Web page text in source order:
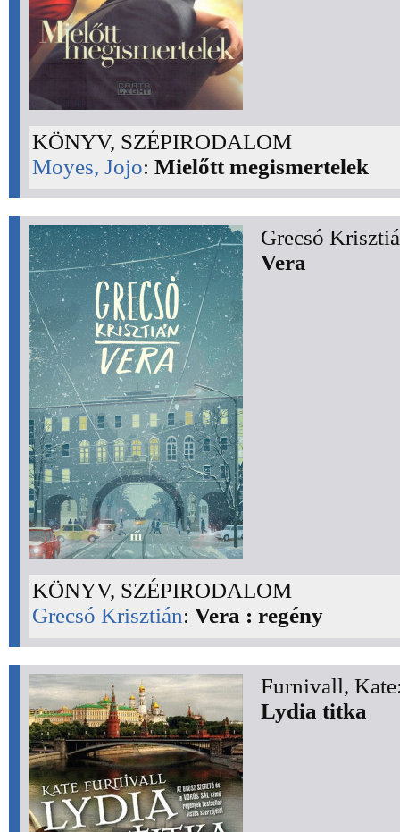
KÖNYV, SZÉPIRODALOM
Moyes, Jojo: Mielőtt megismertelek
Grecsó
Vera
KÖNYV, SZÉPIRODALOM
Grecsó Krisztián: Vera : regény
Furnivall,
Lydia titka